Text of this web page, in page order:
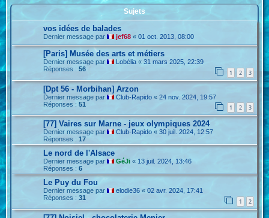
e
Sujets
vos idées de balades
Dernier message par jef68 «01 oct. 2013, 08:00
[Paris] Musée des arts et métiers
Dernier message par Lobélia «31 mars 2025, 22:39
Réponses :56 1 2 3
[Dpt 56 - Morbihan] Arzon
Dernier message par Club-Rapido «24 nov. 2024, 19:57
Réponses :51 1 2 3
[77] Vaires sur Marne - jeux olympiques 2024
Dernier message par Club-Rapido «30 juil. 2024, 12:57
Réponses :17
Le nord de l'Alsace
Dernier message par GéJi « 13 juil. 2024, 13:46
Réponses :6
Le Puy du Fou
Dernier message par elodie36 «02 avr. 2024, 17:41
Réponses :31 1 2